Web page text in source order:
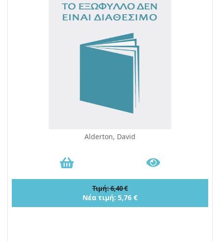
Alderton, David
Τιμή: 6,40 €
Νέα τιμή: 5,76 €